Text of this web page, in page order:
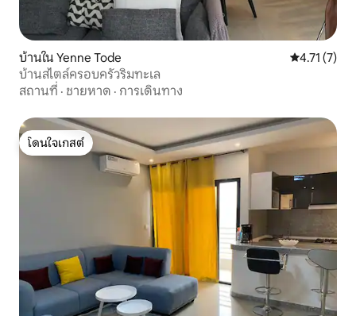
บ้านใน Yenne Tode คะแนนเฉลี่ย
4.71 (7)
บ้านสไตล์ครอบครัวริมทะเล
สถานที่ · ชายหาด · การเดินทาง
โดนใจเกสต์
โดนใจเกสต์